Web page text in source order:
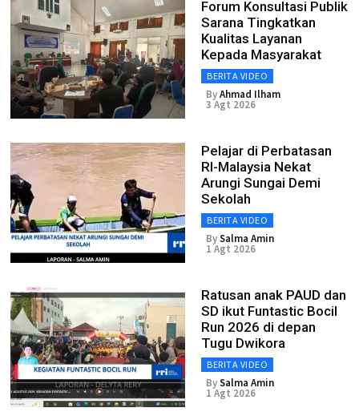
Forum Konsultasi Publik
Sarana Tingkatkan
Kualitas Layanan
Kepada Masyarakat
BERITA VIDEO
ByAhmad Ilham
3 Agt 2026
Pelajar di Perbatasan
RI-Malaysia Nekat
Arungi Sungai Demi
Sekolah
BERITA VIDEO
BySalma Amin
1 Agt 2026
Ratusan anak PAUD dan
SD ikut Funtastic Bocil
Run 2026 di depan
Tugu Dwikora
BERITA VIDEO
BySalma Amin
1 Agt 2026